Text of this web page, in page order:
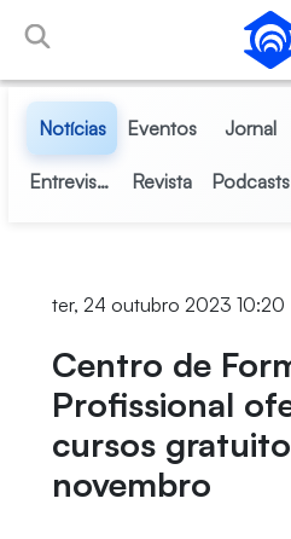
Pular para o Conteúdo principal
Notícias Eventos Jornal
Entrevistas Revista Podcasts
ter, 24 outubro 2023 10:20
Centro de
Profissional
cursos
novembro